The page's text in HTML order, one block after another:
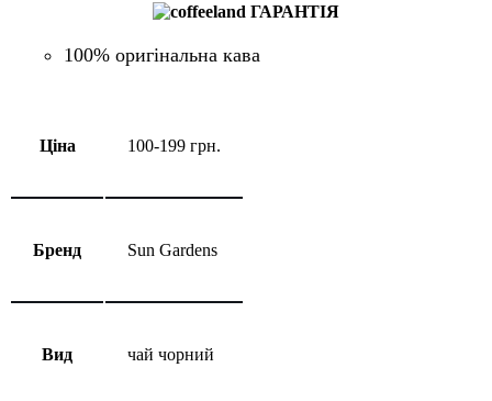
ГАРАНТІЯ
100% оригінальна кава
Ціна 100-199 грн.
Бренд Sun Gardens
Вид чай чорний